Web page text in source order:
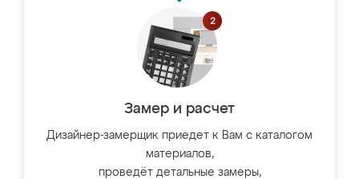
Замер и расчет
Дизайнер-замерщик приедет к Вам с каталогом
материалов,
проведёт детальные замеры,